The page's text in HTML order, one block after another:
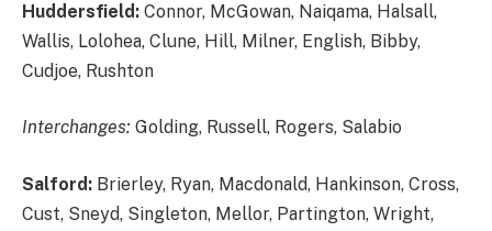
Huddersfield: Connor, McGowan, Naiqama, Halsall,
Wallis, Lolohea, Clune, Hill, Milner, English, Bibby,
Cudjoe, Rushton
Interchanges: Golding, Russell, Rogers, Salabio
Salford: Brierley, Ryan, Macdonald, Hankinson, Cross,
Cust, Sneyd, Singleton, Mellor, Partington, Wright,